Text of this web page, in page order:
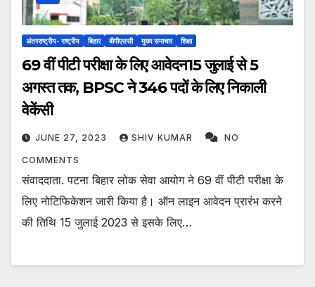
अंतरराष्ट्रीय- राष्ट्रीय बिहार बीपीएससी मुख्य समाचार शिक्षा
69 वीं पीटी परीक्षा के लिए आवेदन15 जुलाई से 5
अगस्त तक, BPSC ने 346 पदों के लिए निकाली
वेकेंसी
JUNE 27, 2023 SHIV KUMAR NO
COMMENTS
संवाददाता. पटना बिहार लोक सेवा आयोग ने 69 वीं पीटी परीक्षा के
लिए नोटिफिकेशन जारी किया है। ऑन लाइन आवेदन प्रारंभ करने
की तिथि 15 जुलाई 2023 से इसके लिए…